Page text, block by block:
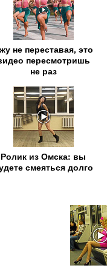
не переставая, это
пересмотришь
не раз
Ролик из Омска: вы
смеяться долго